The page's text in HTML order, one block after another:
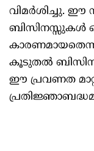
വിമര്‍ശിച്ചു. ഈ
ബിസിനസ്സുകള്‍
കൂടുതല്‍
ഈ പ്രവണത